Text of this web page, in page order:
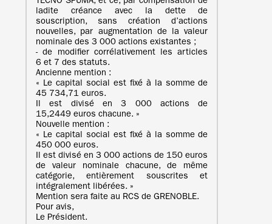
ladite créance avec la dette de
souscription, sans création d’actions
nouvelles, par augmentation de la valeur
nominale des 3 000 actions existantes ;
- de modifier corrélativement les articles
6 et 7 des statuts.
Ancienne mention :
« Le capital social est fixé à la somme de
45 734,71 euros.
Il est divisé en 3 000 actions de
15,2449 euros chacune. »
Nouvelle mention :
« Le capital social est fixé à la somme de
450 000 euros.
Il est divisé en 3 000 actions de 150 euros
de valeur nominale chacune, de même
catégorie, entièrement souscrites et
intégralement libérées. »
Mention sera faite au RCS de GRENOBLE.
Pour avis,
Le Président.